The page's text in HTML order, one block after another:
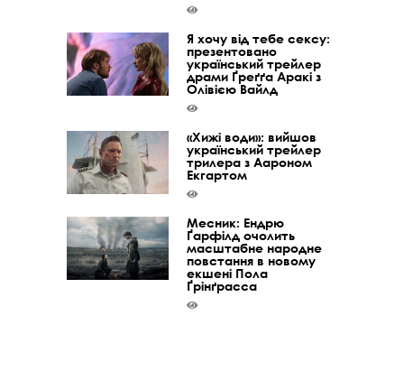
Я хочу від тебе сексу:
презентовано
український трейлер
драми Ґреґґа Аракі з
Олівією Вайлд
«Хижі води»: вийшов
український трейлер
трилера з Аароном
Екгартом
Месник: Ендрю
Ґарфілд очолить
масштабне народне
повстання в новому
екшені Пола
Ґрінґрасса